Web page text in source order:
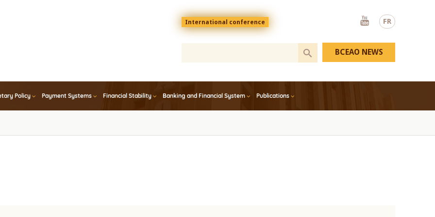
FR
Menu
top
En
International conference
Youtube
Policy Payment Systems Financial Stability Banking and Financial System Publications
BCEAO NEWS